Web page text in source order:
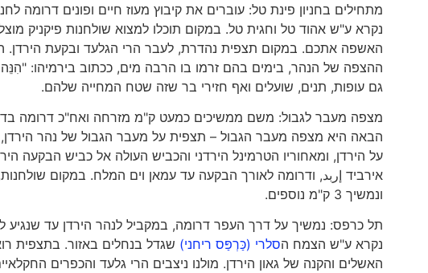
מתחילים בחניון פינת טל: עוברים את קיבוץ מעוז חיים ופונים דרומה
נקרא ע"ש אהוד טל וחגית טל. במקום תוכלו למצוא שולחנות פיקניק
האשפה אתכם. במקום תצפית נהדרת, לעבר הרי הגלעד ובקעת הירדן.
ההצפה של הנהר, בימים בהם זרמו בו הרבה מים, ככתוב בירמיהו: "הִנֵּה
גם עופות, תנים, שועלים ואף חזירי בר שזה שטח המחייה שלהם.
מצפה מעבר לגבול: משם ממשיכים כמעט ק"מ מזרחה ואח"כ דרומה
הבאה היא מצפה מעבר הגבול – תצפית על מעבר הגבול של נהר
על הירדן, ומאחוריו הטרמינל הירדני והכביש העולה אל כביש הבקעה
אירביד إربد, ודרומה לאורך הבקעה עד עמאן וים המלח. במקום
ונמשיך 3 ק"מ נוספים.
תל כרפס: נמשיך על דרך העפר דרומה, במקביל לנהר הירדן עד
נקרא ע"ש הצמח הסלרי (כַּרְפַּס ריחני) שגדל בנחלים באזור. בתצפית
האשלים והקנה של גאון הירדן. מולנו ניצבים הרי גלעד והכפרים